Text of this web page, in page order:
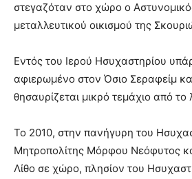
στεγαζόταν στο χώρο ο
μεταλλευτικού οικισμού της
Εντός του Ιερού Ησυχαστηρίου
αφιερωμένο στον Όσιο Σεραφείμ
θησαυρίζεται μικρό τεμάχιο από το
Το 2010, στην πανήγυρη του
Μητροπολίτης Μόρφου Νεόφυτος
Λίθο σε χώρο, πλησίον του